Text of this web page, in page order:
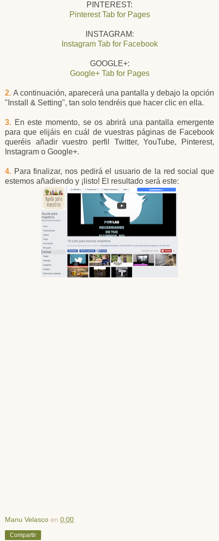
PINTEREST:
Pinterest Tab for Pages
INSTAGRAM:
Instagram Tab for Facebook
GOOGLE+:
Google+ Tab for Pages
2. A continuación, aparecerá una pantalla y debajo la opción
"Install & Setting", tan solo tendréis que hacer clic en ella.
3. En este momento, se os abrirá una pantalla emergente
para que elijáis en cuál de vuestras páginas de Facebook
queréis añadir vuestro perfil Twitter, YouTube, Pinterest,
Instagram o Google+.
4. Para finalizar, nos pedirá el usuario de la red social que
estemos añadiendo y ¡listo! El resultado será este:
Manu Velasco en 0:00
Compartir